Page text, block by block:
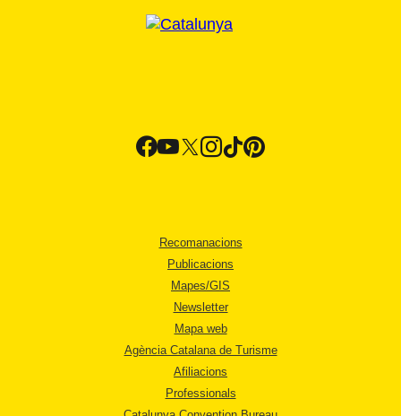
Recomanacions
Publicacions
Mapes/GIS
Newsletter
Mapa web
Agència Catalana de Turisme
Afiliacions
Professionals